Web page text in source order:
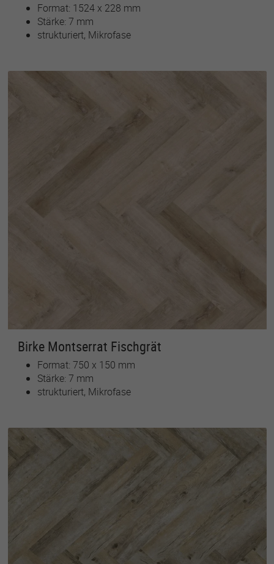
Format: 1524 x 228 mm
Stärke: 7 mm
strukturiert, Mikrofase
Birke Montserrat Fischgrät
Format: 750 x 150 mm
Stärke: 7 mm
strukturiert, Mikrofase